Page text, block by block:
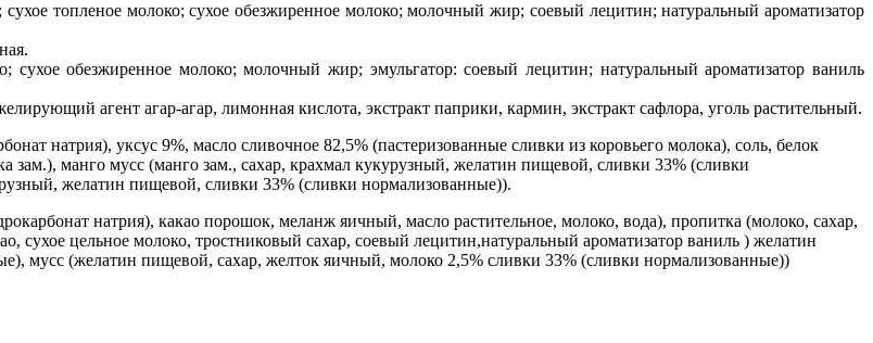
топленое молоко; сухое обезжиренное молоко; молочный жир; соевый лецитин; натуральный ароматизатор
сухое обезжиренное молоко; молочный жир; эмульгатор: соевый лецитин; натуральный ароматизатор ваниль
агент агар-агар, лимонная кислота, экстракт паприки, кармин, экстракт сафлора, уголь растительный.
натрия), уксус 9%, масло сливочное 82,5% (пастеризованные сливки из коровьего молока), соль, белок
зам.), манго мусс (манго зам., сахар, крахмал кукурузный, желатин пищевой, сливки 33% (сливки
желатин пищевой, сливки 33% (сливки нормализованные)).
натрия), какао порошок, меланж яичный, масло растительное, молоко, вода), пропитка (молоко, сахар,
сухое цельное молоко, тростниковый сахар, соевый лецитин,натуральный ароматизатор ваниль ) желатин
мусс (желатин пищевой, сахар, желток яичный, молоко 2,5% сливки 33% (сливки нормализованные))